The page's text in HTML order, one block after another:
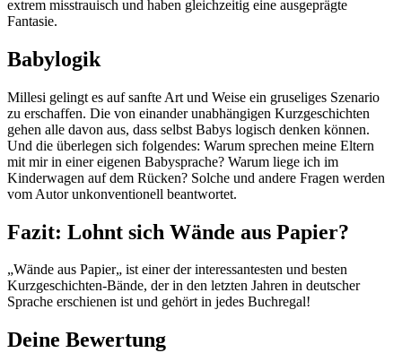
extrem misstrauisch und haben gleichzeitig eine ausgeprägte
Fantasie.
Babylogik
Millesi gelingt es auf sanfte Art und Weise ein gruseliges Szenario
zu erschaffen. Die von einander unabhängigen Kurzgeschichten
gehen alle davon aus, dass selbst Babys logisch denken können.
Und die überlegen sich folgendes: Warum sprechen meine Eltern
mit mir in einer eigenen Babysprache? Warum liege ich im
Kinderwagen auf dem Rücken? Solche und andere Fragen werden
vom Autor unkonventionell beantwortet.
Fazit: Lohnt sich Wände aus Papier?
„Wände aus Papier„ ist einer der interessantesten und besten
Kurzgeschichten-Bände, der in den letzten Jahren in deutscher
Sprache erschienen ist und gehört in jedes Buchregal!
Deine Bewertung